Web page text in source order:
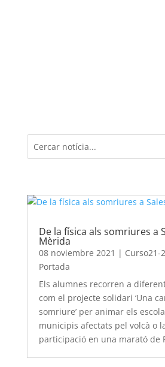
De la física als somriures a
Mèrida
08 noviembre 2021 | Curso21-
Portada
Els alumnes recorren a
com el projecte solidari ‘Una
somriure’ per animar els
municipis afectats pel volcà o
participació en una marató de